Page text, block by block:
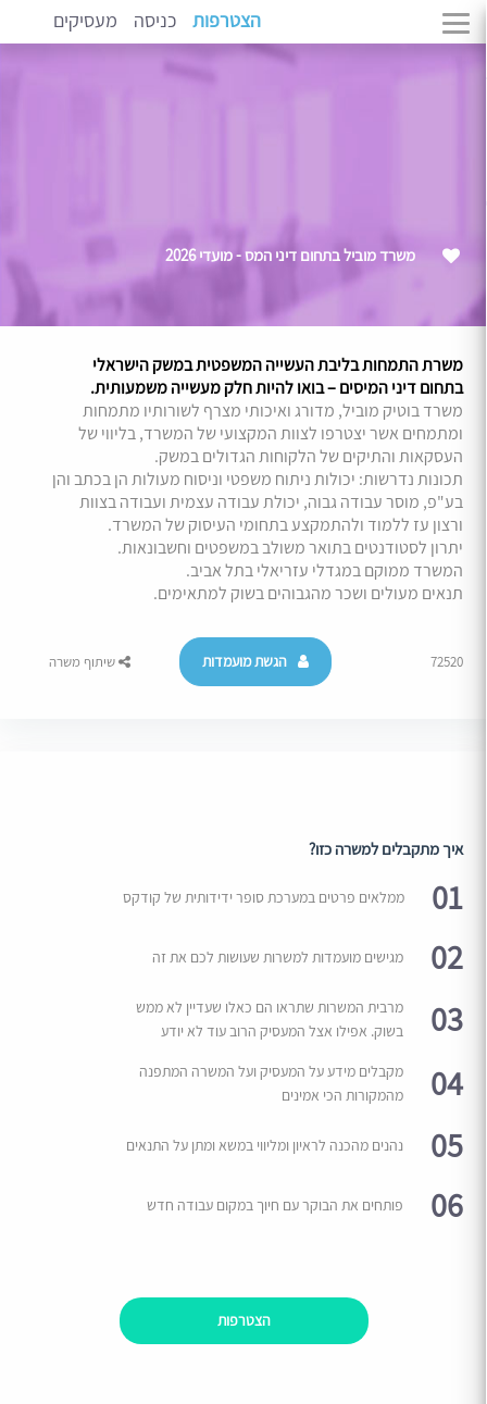
הצטרפות כניסה מעסיקים
משרד מוביל בתחום דיני המס - מועדי 2026
משרת התמחות בליבת העשייה המשפטית במשק הישראלי
בתחום דיני המיסים – בואו להיות חלק מעשייה משמעותית.
משרד בוטיק מוביל, מדורג ואיכותי מצרף לשורותיו מתמחות
ומתמחים אשר יצטרפו לצוות המקצועי של המשרד, בליווי של
העסקאות והתיקים של הלקוחות הגדולים במשק.
תכונות נדרשות: יכולות ניתוח משפטי וניסוח מעולות הן בכתב והן
בע"פ, מוסר עבודה גבוה, יכולת עבודה עצמית ועבודה בצוות
ורצון עז ללמוד ולהתמקצע בתחומי העיסוק של המשרד.
יתרון לסטודנטים בתואר משולב במשפטים וחשבונאות.
המשרד ממוקם במגדלי עזריאלי בתל אביב.
תנאים מעולים ושכר מהגבוהים בשוק למתאימים.
72520 הגשת מועמדות שיתוף משרה
איך מתקבלים למשרה כזו?
01 ממלאים פרטים במערכת סופר ידידותית של קודקס
02 מגישים מועמדות למשרות שעושות לכם את זה
03
מרבית המשרות שתראו הם כאלו שעדיין לא ממש
בשוק. אפילו אצל המעסיק הרוב עוד לא יודע
04
מקבלים מידע על המעסיק ועל המשרה המתפנה
מהמקורות הכי אמינים
05 נהנים מהכנה לראיון ומליווי במשא ומתן על התנאים
06 פותחים את הבוקר עם חיוך במקום עבודה חדש
הצטרפות